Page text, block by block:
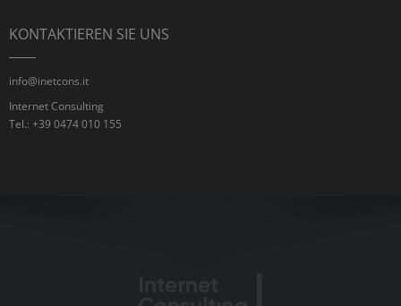
KONTAKTIEREN SIE UNS
info@inetcons.it
Internet Consulting
Tel.: +39 0474 010 155